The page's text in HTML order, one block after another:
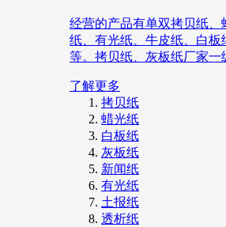
经营的产品有单双拷贝纸、
纸、有光纸、牛皮纸、白板
等。拷贝纸、灰板纸厂家一
了解更多
拷贝纸
蜡光纸
白板纸
灰板纸
新闻纸
有光纸
土报纸
透析纸